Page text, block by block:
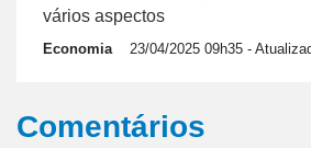
vários aspectos
Economia 23/04/2025 09h35 -
Comentários